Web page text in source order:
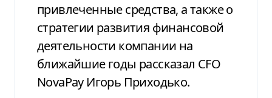
привлеченные средства, а также о
стратегии развития финансовой
деятельности компании на
ближайшие годы рассказал CFO
NovaPay Игорь Приходько.